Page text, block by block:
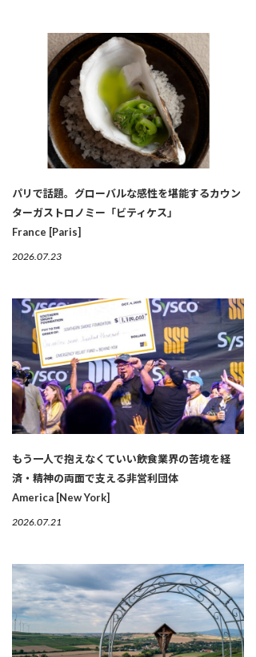
パリで話題。グローバルな感性を堪能するカウン
ターガストロノミー「ビティケス」
France [Paris]
2026.07.23
もう一人で抱えなくていい――飲食業界の苦境を経
済・精神の両面で支える非営利団体
America [New York]
2026.07.21